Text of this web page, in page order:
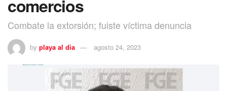
comercios
Combate la extorsión; fuiste víctima denuncia
by playa al dia agosto 24, 2023